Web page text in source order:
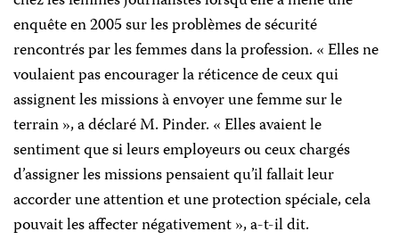
enquête en 2005 sur les problèmes de sécurité
rencontrés par les femmes dans la profession. « Elles ne
voulaient pas encourager la réticence de ceux qui
assignent les missions à envoyer une femme sur le
terrain », a déclaré M. Pinder. « Elles avaient le
sentiment que si leurs employeurs ou ceux chargés
d’assigner les missions pensaient qu’il fallait leur
accorder une attention et une protection spéciale, cela
pouvait les affecter négativement », a-t-il dit.